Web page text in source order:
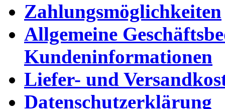
Zahlungsmöglichkeiten
Allgemeine
Kundeninformationen
Liefer- und
Datenschutzerklärung